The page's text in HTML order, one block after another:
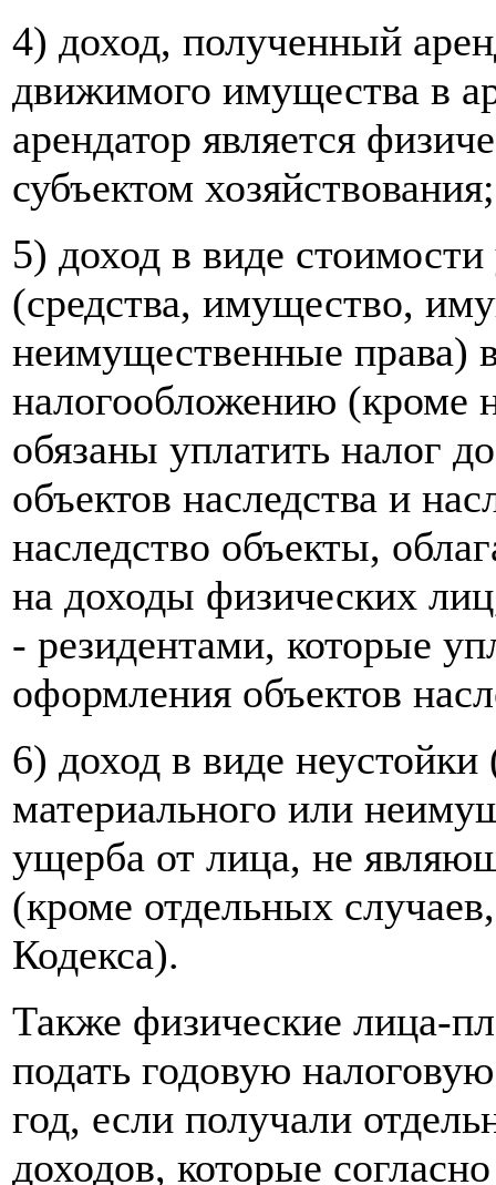
4) доход, полученный
движимого имущества в
арендатор является
субъектом хозяйствования;
5) доход в виде
(средства, имущество,
неимущественные права)
налогообложению (кроме
обязаны уплатить налог
объектов наследства и
наследство объекты,
на доходы физических
- резидентами, которые
оформления объектов
6) доход в виде
материального или
ущерба от лица, не
(кроме отдельных
Кодекса).
Также физические лица-
подать годовую
год, если получали
доходов, которые